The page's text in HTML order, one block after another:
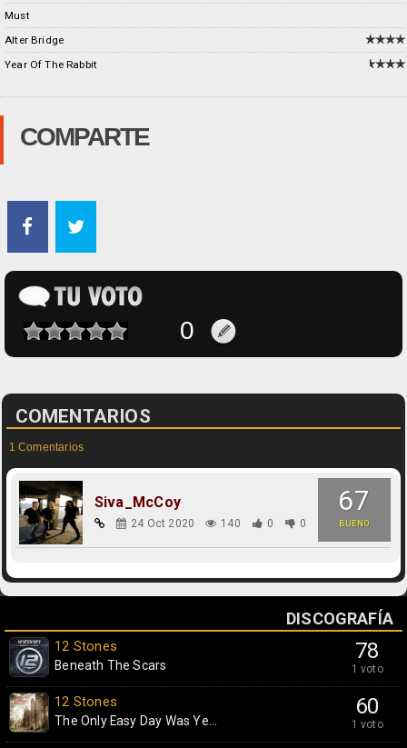
Must
Alter Bridge
Year Of The Rabbit
COMPARTE
COMENTARIOS
1 Comentarios
67
BUENO
Siva_McCoy
24 Oct 2020 140 0 0
DISCOGRAFÍA
78
1 voto
12 Stones
Beneath The Scars
60
1 voto
12 Stones
The Only Easy Day Was Ye...